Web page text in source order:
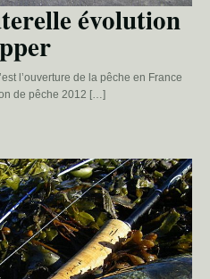
évolution
l’ouverture de la pêche en France
de pêche 2012 […]